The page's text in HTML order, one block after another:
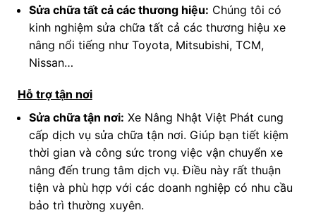
Sửa chữa tất cả các thương hiệu: Chúng tôi có
kinh nghiệm sửa chữa tất cả các thương hiệu xe
nâng nổi tiếng như Toyota, Mitsubishi, TCM,
Nissan…
Hỗ trợ tận nơi
Sửa chữa tận nơi: Xe Nâng Nhật Việt Phát cung
cấp dịch vụ sửa chữa tận nơi. Giúp bạn tiết kiệm
thời gian và công sức trong việc vận chuyển xe
nâng đến trung tâm dịch vụ. Điều này rất thuận
tiện và phù hợp với các doanh nghiệp có nhu cầu
bảo trì thường xuyên.